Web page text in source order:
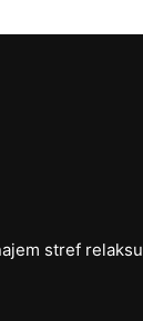
stref relaksu